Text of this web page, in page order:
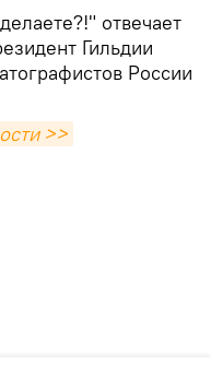
отвечает
Гильдии
России
>>